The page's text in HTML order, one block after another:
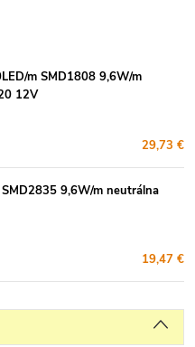
m SMD1808 9,6W/m
12V
29,73 €
9,6W/m neutrálna
19,47 €